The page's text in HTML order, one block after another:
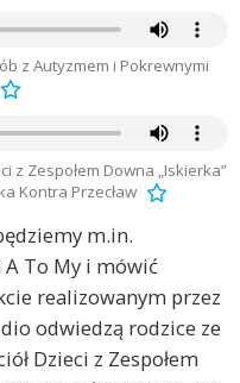
z Autyzmem i Pokrewnymi
z Zespołem Downa „Iskierka”
Kontra Przecław
m.in.
To My i mówić
realizowanym przez
odwiedzą rodzice ze
Dzieci z Zespołem